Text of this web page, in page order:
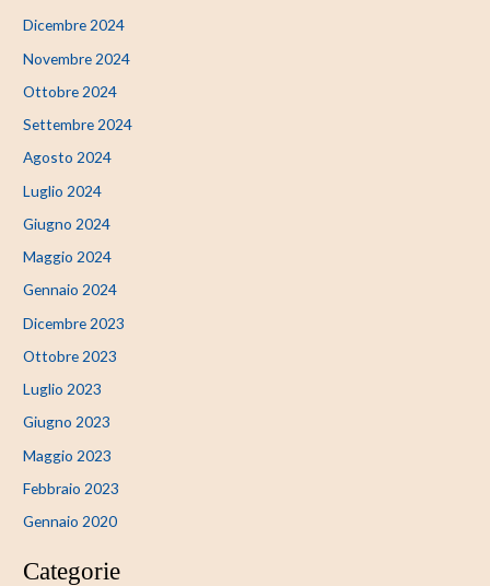
Dicembre 2024
Novembre 2024
Ottobre 2024
Settembre 2024
Agosto 2024
Luglio 2024
Giugno 2024
Maggio 2024
Gennaio 2024
Dicembre 2023
Ottobre 2023
Luglio 2023
Giugno 2023
Maggio 2023
Febbraio 2023
Gennaio 2020
Categorie